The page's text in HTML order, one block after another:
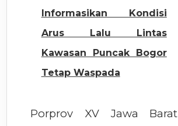
Informasikan Kondisi
Arus Lalu Lintas
Kawasan Puncak Bogor
Tetap Waspada
Porprov XV Jawa Barat